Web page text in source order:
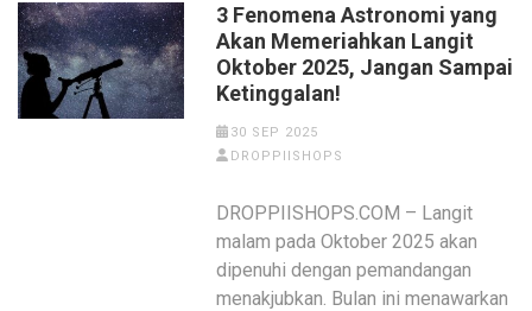
3 Fenomena Astronomi yang
Akan Memeriahkan Langit
Oktober 2025, Jangan Sampai
Ketinggalan!
30 SEP 2025
DROPPIISHOPS
DROPPIISHOPS.COM – Langit
malam pada Oktober 2025 akan
dipenuhi dengan pemandangan
menakjubkan. Bulan ini menawarkan